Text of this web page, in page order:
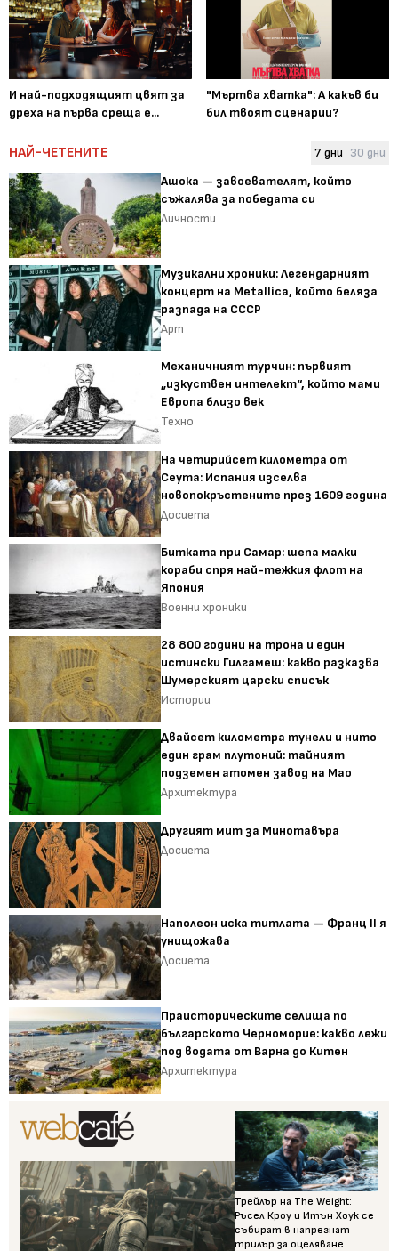
И най-подходящият цвят за
дреха на първа среща е...
"Мъртва хватка": А какъв би
бил твоят сценарии?
НАЙ-ЧЕТЕНИТЕ 7 дни 30 дни
Ашока — завоевателят, който
съжалява за победата си
Личности
Музикални хроники: Легендарният
концерт на Metallica, който беляза
разпада на СССР
Арт
Механичният турчин: първият
„изкуствен интелект“, който мами
Европа близо век
Техно
На четирийсет километра от
Сеута: Испания изселва
новопокръстените през 1609 година
Досиета
Битката при Самар: шепа малки
кораби спря най-тежкия флот на
Япония
Военни хроники
28 800 години на трона и един
истински Гилгамеш: какво разказва
Шумерският царски списък
Истории
Двайсет километра тунели и нито
един грам плутоний: тайният
подземен атомен завод на Мао
Архитектура
Другият мит за Минотавъра
Досиета
Наполеон иска титлата — Франц II я
унищожава
Досиета
Праисторическите селища по
българското Черноморие: какво лежи
под водата от Варна до Китен
Архитектура
Трейлър на The Weight:
Ръсел Кроу и Итън Хоук се
събират в напрегнат
трилър за оцеляване